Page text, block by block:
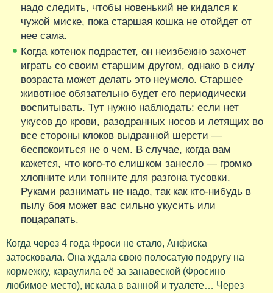
надо следить, чтобы новенький не кидался к
чужой миске, пока старшая кошка не отойдет от
нее сама.
Когда котенок подрастет, он неизбежно захочет
играть со своим старшим другом, однако в силу
возраста может делать это неумело. Старшее
животное обязательно будет его периодически
воспитывать. Тут нужно наблюдать: если нет
укусов до крови, разодранных носов и летящих во
все стороны клоков выдранной шерсти —
беспокоиться не о чем. В случае, когда вам
кажется, что кого-то слишком занесло — громко
хлопните или топните для разгона тусовки.
Руками разнимать не надо, так как кто-нибудь в
пылу боя может вас сильно укусить или
поцарапать.
Когда через 4 года Фроси не стало, Анфиска
затосковала. Она ждала свою полосатую подругу на
кормежку, караулила её за занавеской (Фросино
любимое место), искала в ванной и туалете… Через